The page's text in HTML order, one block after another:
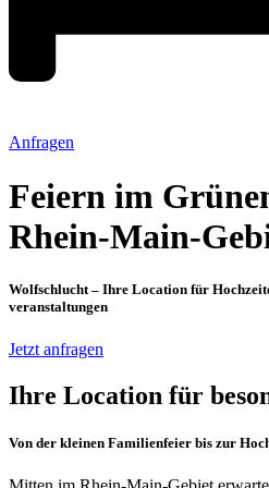
Anfragen
Feiern im
Rhein-Main-
Wolfschlucht – Ihre Location für
veranstaltungen
Jetzt anfragen
Ihre Location für
Von der kleinen Familienfeier bis zur